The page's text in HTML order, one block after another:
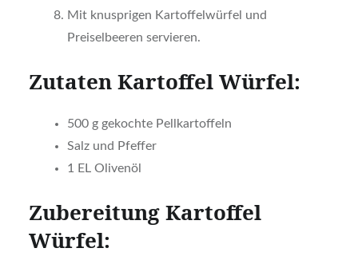
Mit knusprigen Kartoffelwürfel und
Preiselbeeren servieren.
Zutaten Kartoffel Würfel:
500 g gekochte Pellkartoffeln
Salz und Pfeffer
1 EL Olivenöl
Zubereitung Kartoffel
Würfel: